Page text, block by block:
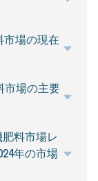
市場の現在
市場の主要
料市場レ
年の市場